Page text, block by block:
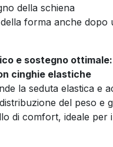
della schiena
forma anche dopo
e sostegno ottimale:
cinghie elastiche
la seduta elastica e
del peso e
di comfort, ideale per